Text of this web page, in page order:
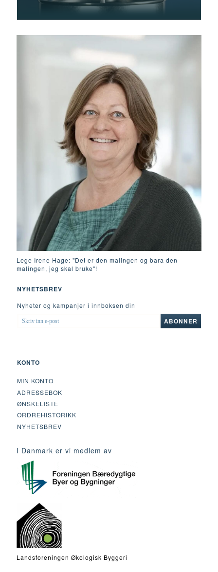
Lege Irene Hage: "Det er den malingen og bara den
malingen, jeg skal bruke"!
NYHETSBREV
Nyheter og kampanjer i innboksen din
SKRIV
INN
ABONNER
KONTO
MIN KONTO
ADRESSEBOK
ØNSKELISTE
ORDREHISTORIKK
NYHETSBREV
I Danmark er vi medlem av
Landsforeningen Økologisk Byggeri